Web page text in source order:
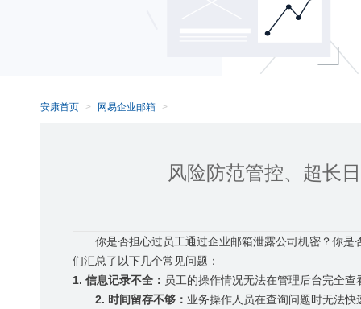
安康首页 网易企业邮箱
风险防范管控、超长
你是否担心过员工通过企业邮箱泄露公司机密？你是
们汇总了以下几个常见问题：
1. 信息记录不全： 员工的操作情况无法在管理后台完全查
2. 时间留存不够： 业务操作人员在查询问题时无法快